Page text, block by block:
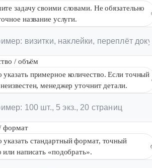
задачу своими словами. Не обязательно
название услуги.
/ объём
примерное количество. Если точный
менеджер уточнит детали.
формат
стандартный формат, точный
или написать «подобрать».